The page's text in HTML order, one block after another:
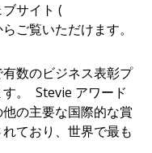
サイト (
ご覧いただけます。
数のビジネス表彰プ
。 Stevie アワード
の主要な国際的な賞
ており、世界で最も